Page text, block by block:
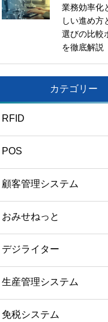
業務効率化
しい進め方
選びの比較
を徹底解説
カテゴリー
RFID
POS
顧客管理システム
おみせねっと
デジライター
生産管理システム
免税システム